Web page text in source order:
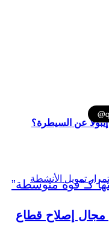
مجال إصلاح قطاع